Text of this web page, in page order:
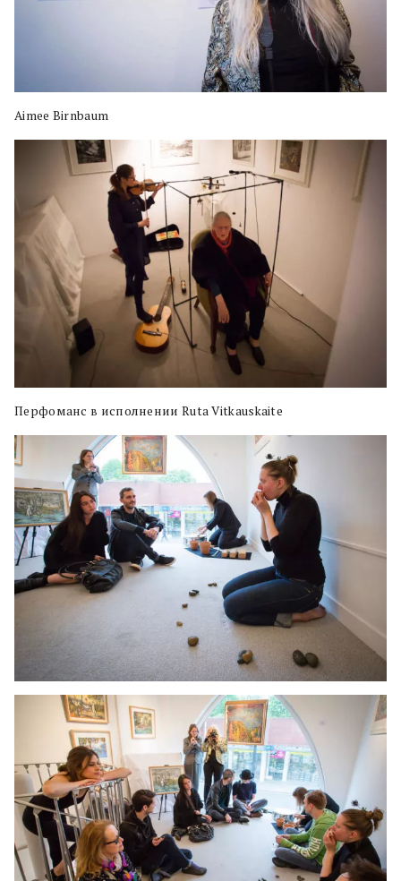
Aimee Birnbaum
Перфоманс в исполнении Ruta Vitkauskaite